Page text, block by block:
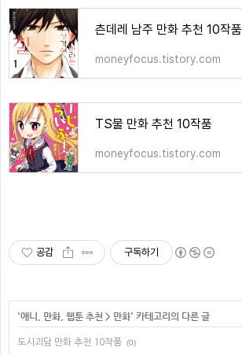
츤데레 남주 만화 추천 10작품
moneyfocus.tistory.com
TS물 만화 추천 10작품
moneyfocus.tistory.com
공감 구독하기
'애니, 만화, 웹툰 추천 > 만화' 카테고리의 다른 글
도시괴담 만화 추천 10작품 (0)